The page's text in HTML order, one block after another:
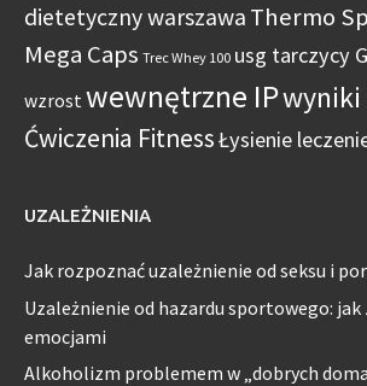
dietetyczny warszawa Thermo
Mega Caps Trec Whey 100 usg tarczycy
wzrost wewnętrzne IP
Ćwiczenia FitnessŁysienie
UZALEŻNIENIA
Jak rozpoznać uzależnienie od seksu i
Uzależnienie od hazardu sportowego: jak
emocjami
Alkoholizm problemem w „dobrych